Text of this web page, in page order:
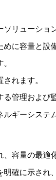
リューショ
に容量と設
れます。
管理および
ギーシステ
容量の最適
確に示され